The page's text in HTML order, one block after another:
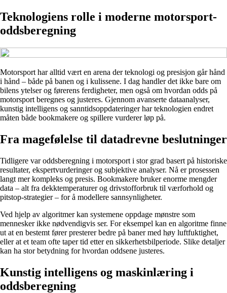
Teknologiens rolle i moderne motorsport-
oddsberegning
Motorsport har alltid vært en arena der teknologi og presisjon går hånd
i hånd – både på banen og i kulissene. I dag handler det ikke bare om
bilens ytelser og førerens ferdigheter, men også om hvordan odds på
motorsport beregnes og justeres. Gjennom avanserte dataanalyser,
kunstig intelligens og sanntidsoppdateringer har teknologien endret
måten både bookmakere og spillere vurderer løp på.
Fra magefølelse til datadrevne beslutninger
Tidligere var oddsberegning i motorsport i stor grad basert på historiske
resultater, ekspertvurderinger og subjektive analyser. Nå er prosessen
langt mer kompleks og presis. Bookmakere bruker enorme mengder
data – alt fra dekktemperaturer og drivstofforbruk til værforhold og
pitstop-strategier – for å modellere sannsynligheter.
Ved hjelp av algoritmer kan systemene oppdage mønstre som
mennesker ikke nødvendigvis ser. For eksempel kan en algoritme finne
ut at en bestemt fører presterer bedre på baner med høy luftfuktighet,
eller at et team ofte taper tid etter en sikkerhetsbilperiode. Slike detaljer
kan ha stor betydning for hvordan oddsene justeres.
Kunstig intelligens og maskinlæring i
oddsberegning